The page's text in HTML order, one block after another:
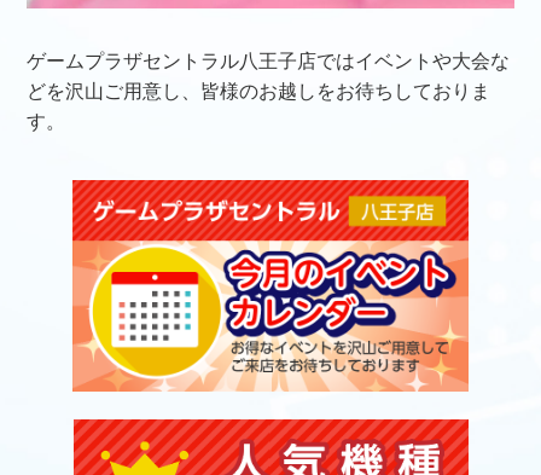
ゲームプラザセントラル八王子店ではイベントや大会な
どを沢山ご用意し、皆様のお越しをお待ちしておりま
す。